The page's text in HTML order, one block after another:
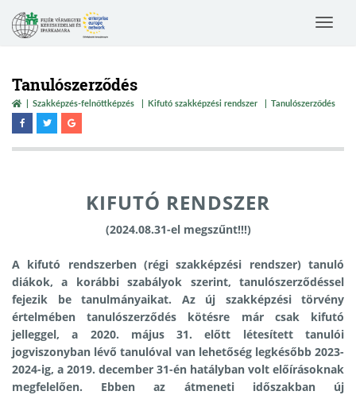
Toggle
Tanulószerződés
Szakképzés-felnőttképzés Kifutó szakképzési rendszer Tanulószerződés
KIFUTÓ RENDSZER
(2024.08.31-el megszűnt!!!)
A kifutó rendszerben (régi szakképzési rendszer) tanuló
diákok, a korábbi szabályok szerint, tanulószerződéssel
fejezik be tanulmányaikat.
Az új szakképzési törvény
értelmében tanulószerződés kötésre már csak kifutó
jelleggel, a 2020. május 31. előtt létesített tanulói
jogviszonyban lévő tanulóval van lehetőség legkésőbb 2023-
2024-ig, a 2019. december 31-én hatályban volt előírásoknak
megfelelően.
Ebben az átmeneti időszakban új